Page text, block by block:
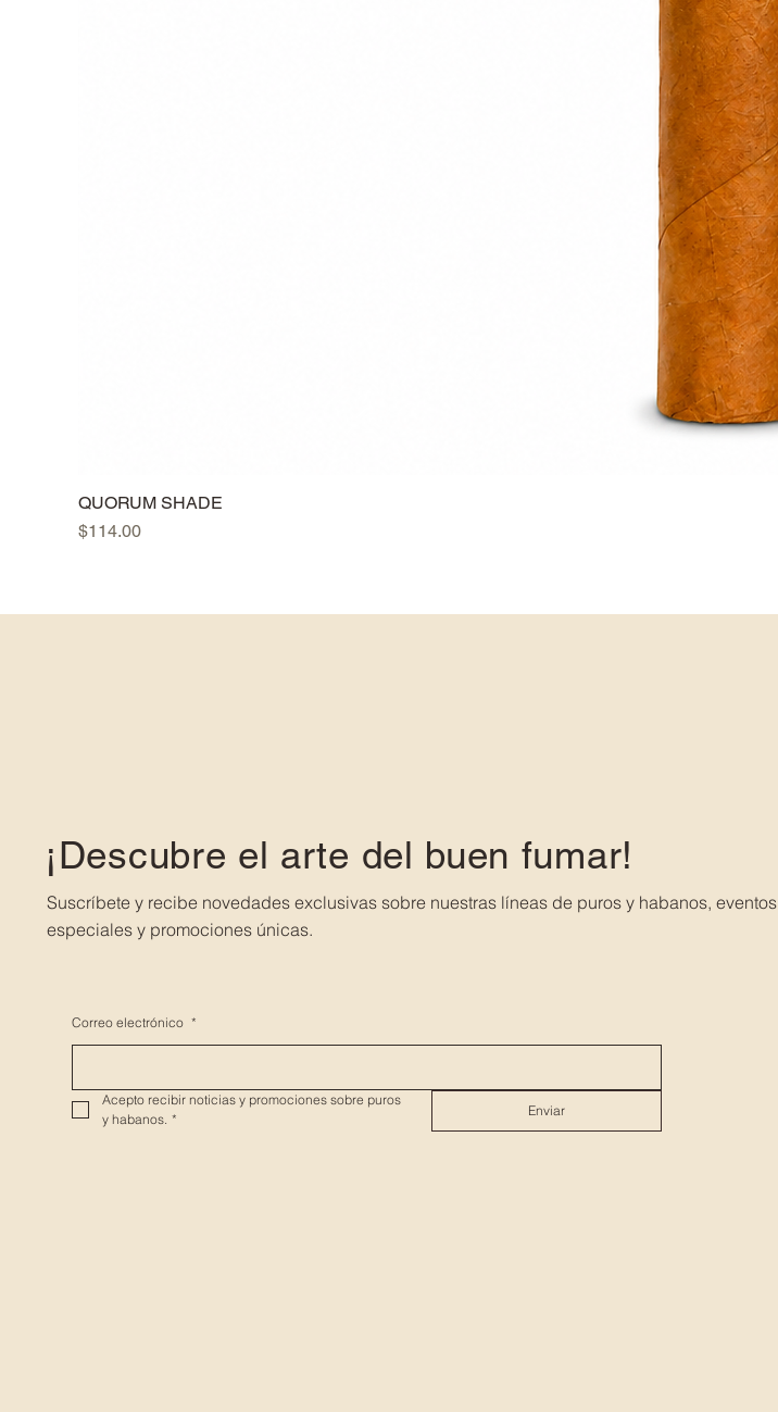
QUORUM SHADE
Precio
$114.00
¡Descubre el arte del buen fumar!
Suscríbete y recibe novedades exclusivas sobre nuestras líneas de puros y habanos, eventos
especiales y promociones únicas.
Correo electrónico *
Acepto recibir noticias y promociones sobre puros
y habanos. *
Enviar